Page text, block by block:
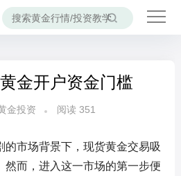
金开户资金门槛
金投资 阅读 351
的市场背景下，现货黄金交易吸
然而，进入这一市场的第一步便